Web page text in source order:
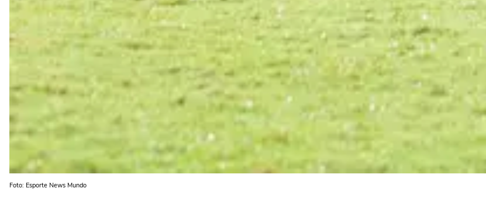
Foto: Esporte News Mundo